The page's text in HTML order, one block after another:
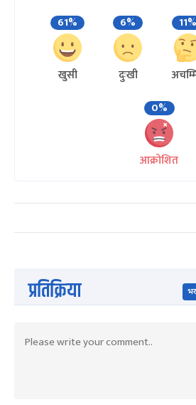
61%
खुसी
6%
दुःखी
11%
0%
आक्रोशित
प्रतिक्रिया